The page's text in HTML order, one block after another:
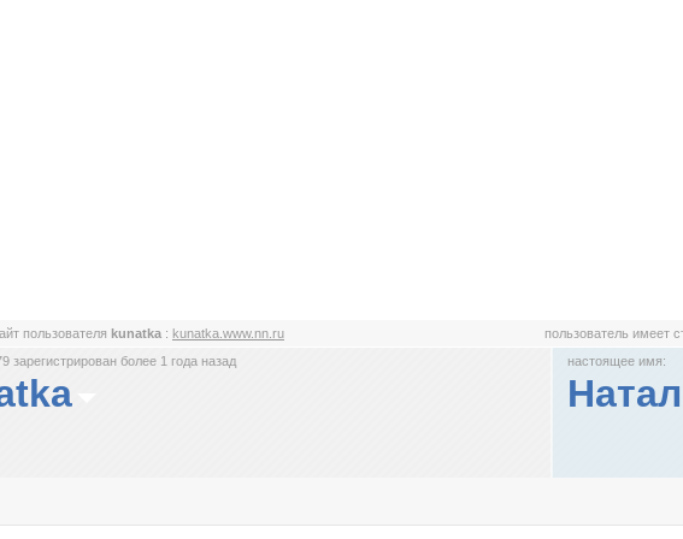
пользователя kunatka : kunatka.www.nn.ru пользователь имеет
зарегистрирован более 1 года назад
настоящее имя: